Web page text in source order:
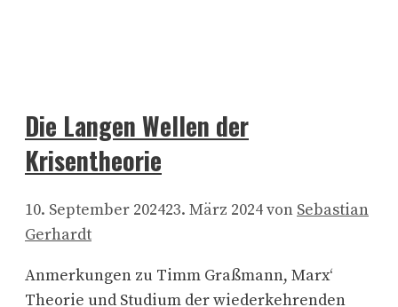
Die Langen Wellen der
Krisentheorie
10. September 202423. März 2024von Sebastian
Gerhardt
Anmerkungen zu Timm Graßmann, Marx‘
Theorie und Studium der wiederkehrenden